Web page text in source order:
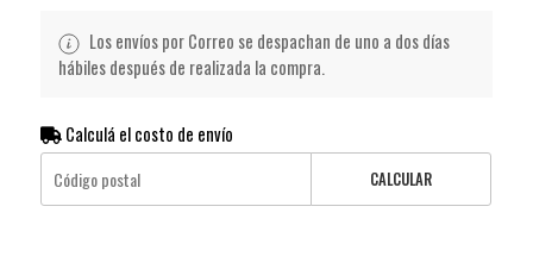
Los envíos por Correo se despachan de uno a dos días
hábiles después de realizada la compra.
Calculá el costo de envío
CALCULAR